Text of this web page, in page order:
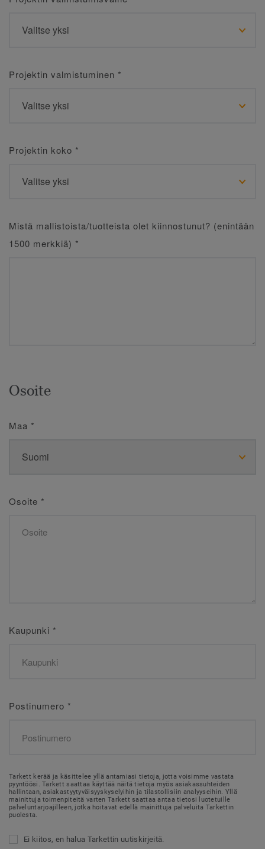
Projektin valmistuminen *
Projektin koko *
Mistä mallistoista/tuotteista olet kiinnostunut? (enintään
1500 merkkiä) *
Osoite
Maa *
Osoite *
Kaupunki *
Postinumero *
Tarkett kerää ja käsittelee yllä antamiasi tietoja, jotta voisimme vastata
pyyntöösi. Tarkett saattaa käyttää näitä tietoja myös asiakassuhteiden
hallintaan, asiakastyytyväisyyskyselyihin ja tilastollisiin analyyseihin. Yllä
mainittuja toimenpiteitä varten Tarkett saattaa antaa tietosi luotetuille
palveluntarjoajilleen, jotka hoitavat edellä mainittuja palveluita Tarkettin
puolesta.
Ei kiitos, en halua Tarkettin uutiskirjeitä.